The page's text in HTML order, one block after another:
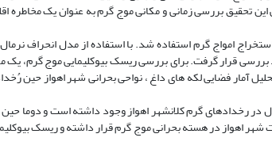
بررسی زمانی و مکانی موج گرم به عنوان یک مخاطره
ایستگاه سینوپتیک شهر اهواز طی دوره آماری 60 ساله 1961-2019، برای استخراج امواج گرم استفاده شد. با استفاده
قرار گرفت. برای بررسی ریسک بیوکلیمایی موج گرم، یک
از تحلیل آمار فضایی لکه های داغ ، نواحی بحرانی شهر اهواز
طی دوره 1961 تا 2019، روند افزایشی با شیب 08/0 موج گرم در سال در رخدادهای گرم کلانشهر اهواز وجود
داد که کل جمعیت شهر اهواز در هسته بحرانی موج گرم قرار داشته و ریسک